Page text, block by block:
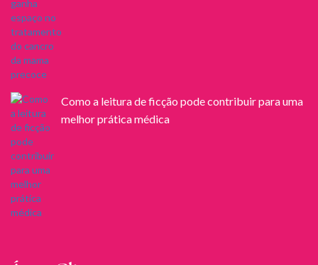
Como a leitura de ficção pode contribuir para uma
melhor prática médica